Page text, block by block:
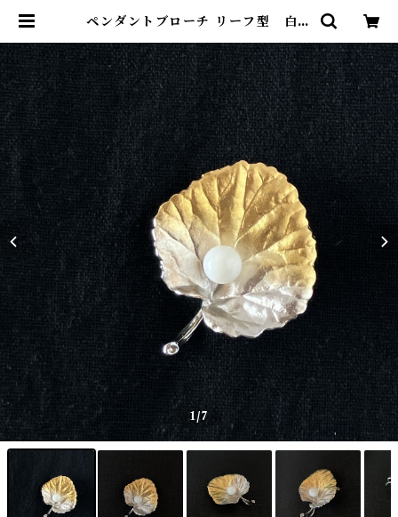
ペンダントブローチ リーフ型 白珊
ンショップ
1/7